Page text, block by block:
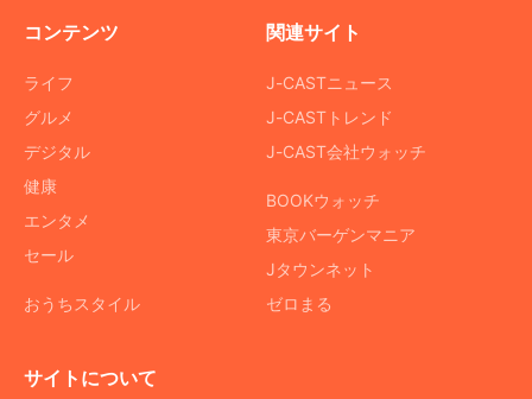
コンテンツ
ライフ
グルメ
デジタル
健康
エンタメ
セール
おうちスタイル
関連サイト
J-CASTニュース
J-CASTトレンド
J-CAST会社ウォッチ
BOOKウォッチ
東京バーゲンマニア
Jタウンネット
ゼロまる
サイトについて